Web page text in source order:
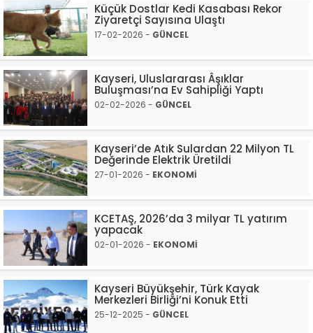
Küçük Dostlar Kedi Kasabası Rekor
Ziyaretçi Sayısına Ulaştı
17-02-2026 - GÜNCEL
Kayseri, Uluslararası Âşıklar
Buluşması’na Ev Sahipliği Yaptı
02-02-2026 - GÜNCEL
Kayseri’de Atık Sulardan 22 Milyon TL
Değerinde Elektrik Üretildi
27-01-2026 - EKONOMİ
KCETAŞ, 2026’da 3 milyar TL yatırım
yapacak
02-01-2026 - EKONOMİ
Kayseri Büyükşehir, Türk Kayak
Merkezleri Birliği’ni Konuk Etti
25-12-2025 - GÜNCEL